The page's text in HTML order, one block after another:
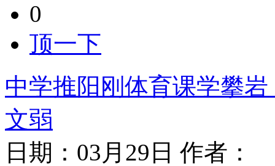
0
顶一下
中学推阳刚体育课学攀
文弱
日期： 03月29日 作者：